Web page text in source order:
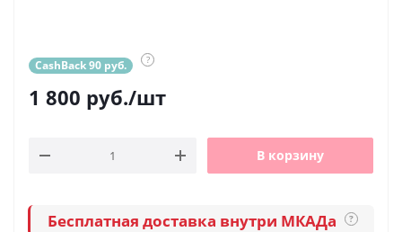
CashBack 90 руб. ?
1 800 руб./шт
В корзину
Бесплатная доставка внутри МКАДа ?